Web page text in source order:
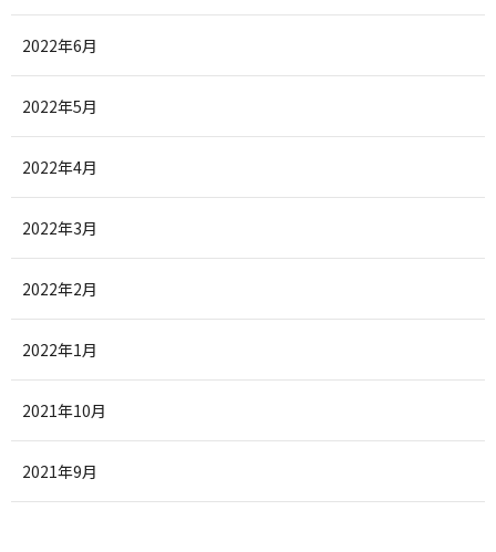
2022年6月
2022年5月
2022年4月
2022年3月
2022年2月
2022年1月
2021年10月
2021年9月